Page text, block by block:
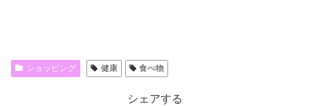
ショッピング 健康 食べ物
シェアする